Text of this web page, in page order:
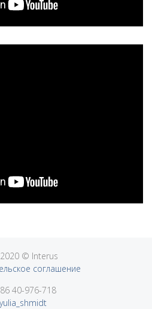
© Interus
соглашение
40-976-718
yulia_shmidt